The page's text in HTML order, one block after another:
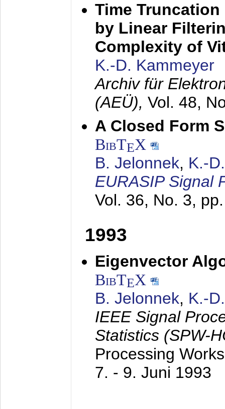
Time
by Linear
Complexity of
K.-D. Kammeyer
Archiv für
(AEÜ), Vol. 48,
A Closed Form
BibTEX
B. Jelonnek, K.-
EURASIP Signal
Vol. 36, No. 3,
1993
Eigenvector
BibTEX
B. Jelonnek, K.-
IEEE Signal
Statistics (SPW-
Processing
7. - 9. Juni 1993